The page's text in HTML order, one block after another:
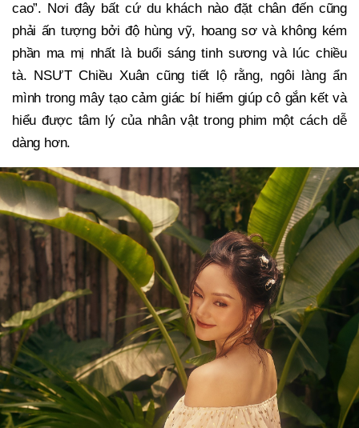
cao”. Nơi đây bất cứ du khách nào đặt chân đến cũng
phải ấn tượng bởi độ hùng vỹ, hoang sơ và không kém
phần ma mị nhất là buổi sáng tinh sương và lúc chiều
tà. NSƯT Chiều Xuân cũng tiết lộ rằng, ngôi làng ẩn
mình trong mây tạo cảm giác bí hiểm giúp cô gắn kết và
hiểu được tâm lý của nhân vật trong phim một cách dễ
dàng hơn.